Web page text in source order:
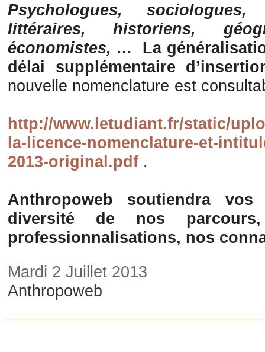
Psychologues,
littéraires, historiens,
économistes, … La
délai supplémentaire
nouvelle nomenclature est
http://www.letudiant.fr/static/
la-licence-nomenclature-et-
2013-original.pdf .
Anthropoweb soutiendra
diversité de nos
professionnalisations, nos
Mardi 2 Juillet 2013
Anthropoweb